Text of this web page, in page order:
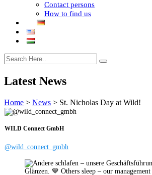
Contact persons
How to find us
Latest News
Home > News > St. Nicholas Day at Wild!
WILD Connect GmbH
@wild_connect_gmbh